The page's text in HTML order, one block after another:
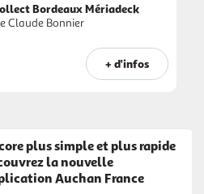
Bordeaux Mériadeck
Claude Bonnier
+ d'infos
plus simple et plus rapide
la nouvelle
Auchan France